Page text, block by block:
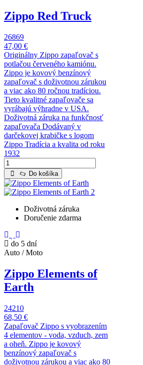
Zippo Red Truck
26869
47,00 €
Originálny Zippo zapaľovač s
potlačou červeného kamiónu.
Zippo je kovový benzínový
zapaľovač s doživotnou zárukou
a viac ako 80 ročnou tradíciou.
Tieto kvalitné zapaľovače sa
vyrábajú výhradne v USA.
Doživotná záruka na funkčnosť
zapaľovača Dodávaný v
darčekovej krabičke s logom
Zippo Tradícia a kvalita od roku
1932
Do košíka
Doživotná záruka
Doručenie zdarma
do 5 dní
Auto / Moto
Zippo Elements of
Earth
24210
68,50 €
Zapaľovač Zippo s vyobrazením
4 elementov - voda, vzduch, zem
a oheň. Zippo je kovový
benzínový zapaľovač s
doživotnou zárukou a viac ako 80